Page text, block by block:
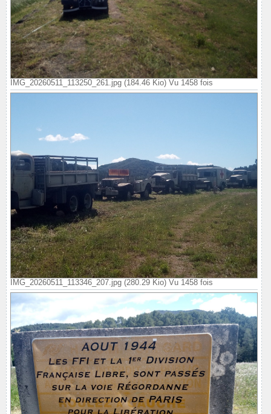
IMG_20260511_113250_261.jpg (184.46 Kio) Vu 1458 fois
IMG_20260511_113346_207.jpg (280.29 Kio) Vu 1458 fois